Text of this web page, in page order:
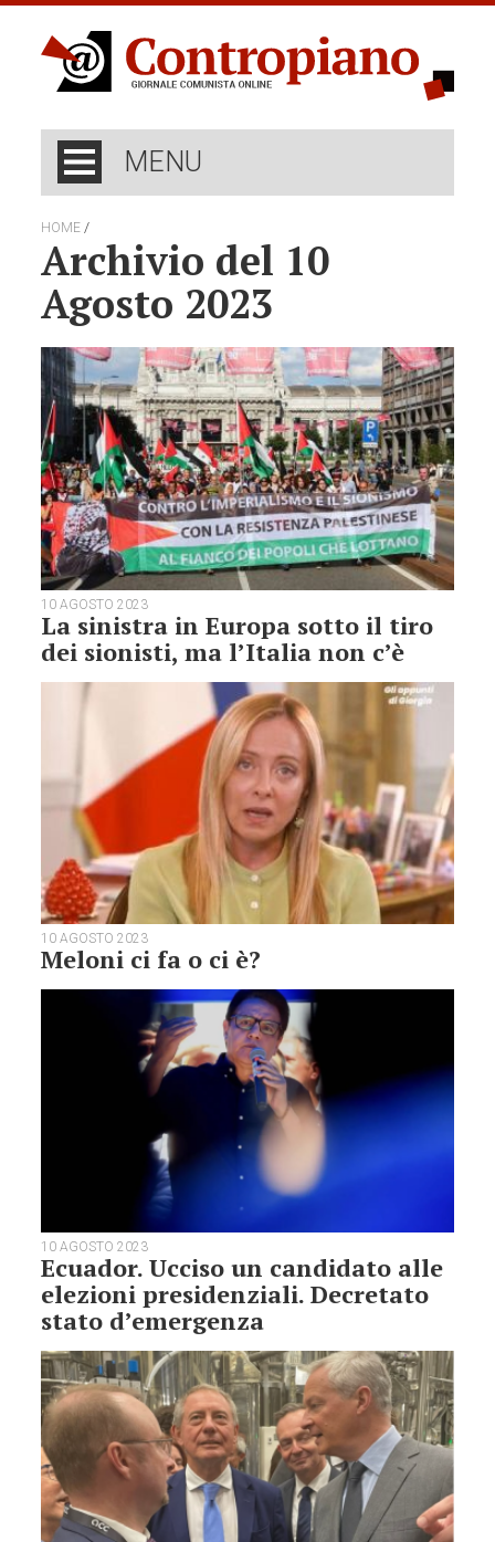
MENU
HOME /
Archivio del 10
Agosto 2023
10 AGOSTO 2023
La sinistra in Europa sotto il tiro
dei sionisti, ma l’Italia non c’è
10 AGOSTO 2023
Meloni ci fa o ci è?
10 AGOSTO 2023
Ecuador. Ucciso un candidato alle
elezioni presidenziali. Decretato
stato d’emergenza